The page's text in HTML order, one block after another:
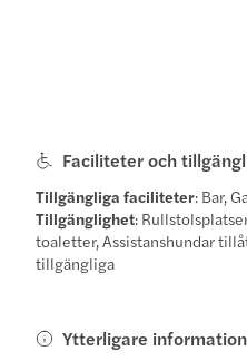
Faciliteter och
Tillgängliga faciliteter: Bar,
Tillgänglighet:
toaletter, Assistanshundar
tillgängliga
Ytterligare information